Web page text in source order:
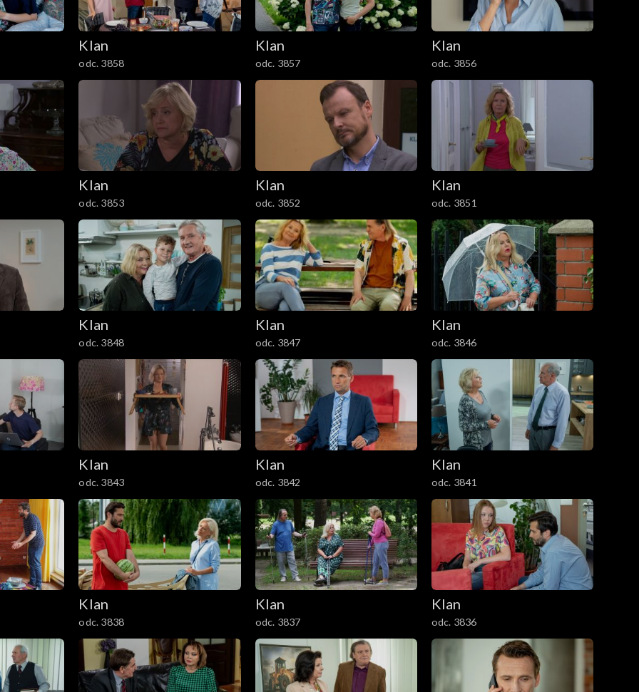
Klan
odc. 3858
Klan
odc. 3857
Klan
odc. 3856
Klan
odc. 3853
Klan
odc. 3852
Klan
odc. 3851
Klan
odc. 3848
Klan
odc. 3847
Klan
odc. 3846
Klan
odc. 3843
Klan
odc. 3842
Klan
odc. 3841
Klan
odc. 3838
Klan
odc. 3837
Klan
odc. 3836